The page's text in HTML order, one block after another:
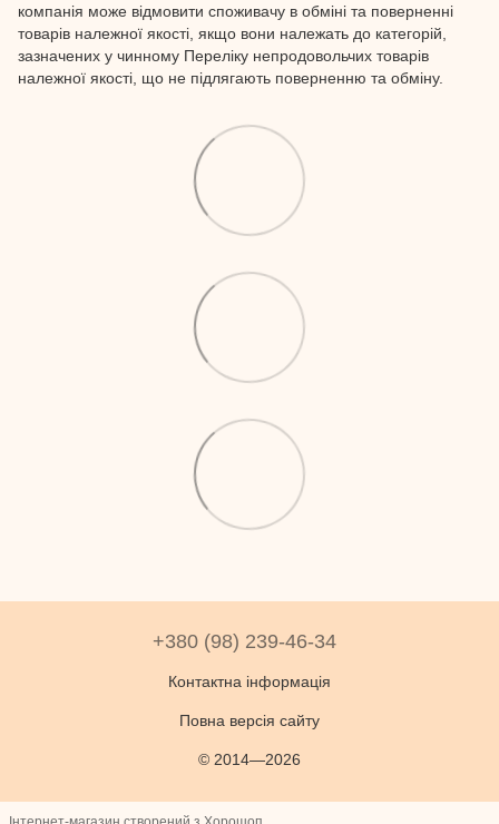
компанія може відмовити споживачу в обміні та поверненні
товарів належної якості, якщо вони належать до категорій,
зазначених у чинному Переліку непродовольчих товарів
належної якості, що не підлягають поверненню та обміну.
+380 (98) 239-46-34
Контактна інформація
Повна версія сайту
© 2014—2026